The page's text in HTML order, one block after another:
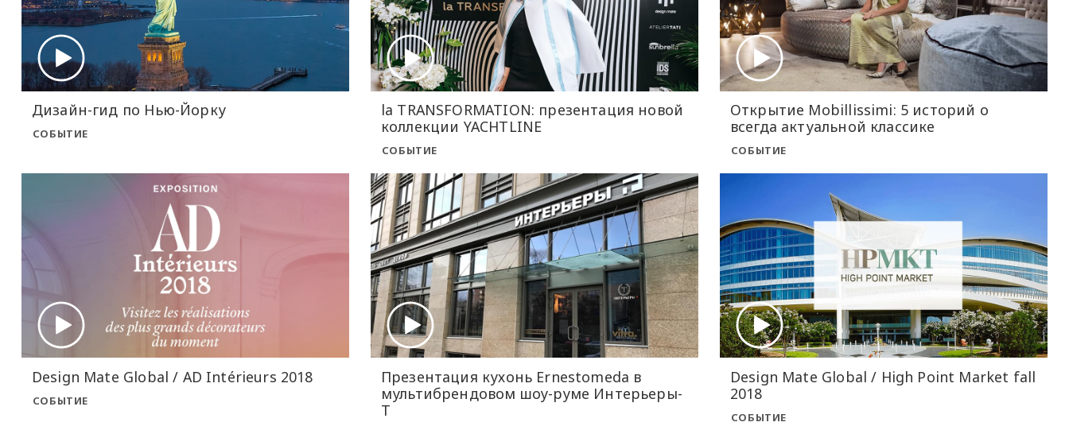
Дизайн-гид по Нью-Йорку
СОБЫТИЕ
la TRANSFORMATION: презентация новой
коллекции YACHTLINE
СОБЫТИЕ
Открытие Mobillissimi: 5 историй о
всегда актуальной классике
СОБЫТИЕ
Design Mate Global / AD Intérieurs 2018
СОБЫТИЕ
Презентация кухонь Ernestomeda в
мультибрендовом шоу-руме Интерьеры-
Т
Design Mate Global / High Point Market fall
2018
СОБЫТИЕ